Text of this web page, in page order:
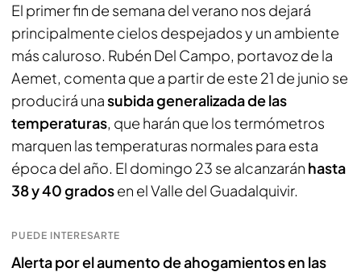
El primer fin de semana del verano nos dejará
principalmente cielos despejados y un ambiente
más caluroso. Rubén Del Campo, portavoz de la
Aemet, comenta que a partir de este 21 de junio se
producirá unasubida generalizada de las
temperaturas, que harán que los termómetros
marquen las temperaturas normales para esta
época del año. El domingo 23 se alcanzarán hasta
38 y 40 gradosen el Valle del Guadalquivir.
PUEDE INTERESARTE
Alerta por el aumento de ahogamientos en las